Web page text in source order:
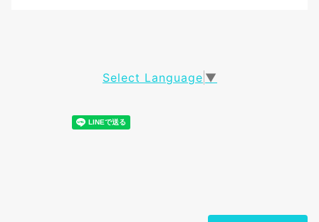
Select Language ▼